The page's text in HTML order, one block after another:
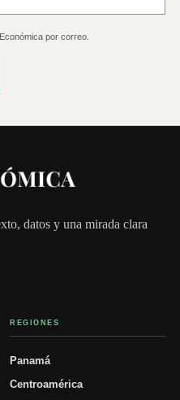
por correo.
datos y una mirada clara
REGIONES
Panamá
Centroamérica